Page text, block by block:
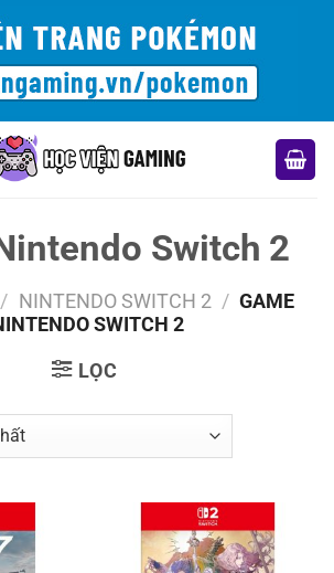
Switch 2
/ NINTENDO SWITCH 2 / GAME
SWITCH 2
LỌC